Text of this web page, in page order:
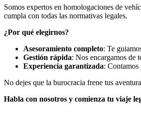
Somos expertos en homologaciones de
cumpla con todas las normativas legales.
¿Por qué elegirnos?
Asesoramiento completo: Te
Gestión rápida: Nos encargamos de
Experiencia garantizada: Contamos
No dejes que la burocracia frene tus
Habla con nosotros y comienza tu viaje